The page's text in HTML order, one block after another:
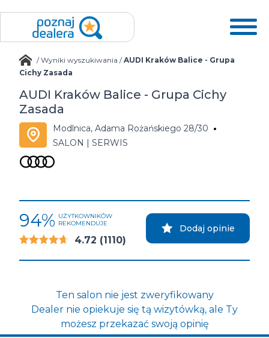
/Wyniki wyszukiwania /AUDI Kraków Balice - Grupa
Cichy Zasada
AUDI Kraków Balice - Grupa Cichy
Zasada
Modlnica, Adama Rożańskiego 28/30
SALON | SERWIS
94% UŻYTKOWNIKÓW
REKOMENDUJE
4.72 (1110)
Dodaj opinie
Ten salon nie jest zweryfikowany
Dealer nie opiekuje się tą wizytówką, ale Ty
możesz przekazać swoją opinię